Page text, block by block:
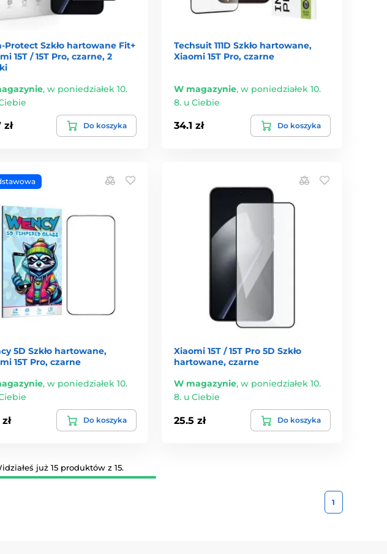
Protect Szkło hartowane Fit+
15T / 15T Pro, czarne, 2
, w poniedziałek 10.
zł Do koszyka
Techsuit 111D Szkło hartowane,
Xiaomi 15T Pro, czarne
W magazynie,w poniedziałek 10.
8. u Ciebie
34.1 zł Do koszyka
5D Szkło hartowane,
15T Pro, czarne
, w poniedziałek 10.
Do koszyka
Xiaomi 15T / 15T Pro 5D Szkło
hartowane, czarne
W magazynie,w poniedziałek 10.
8. u Ciebie
25.5 zł Do koszyka
już 15 produktów z 15.
1